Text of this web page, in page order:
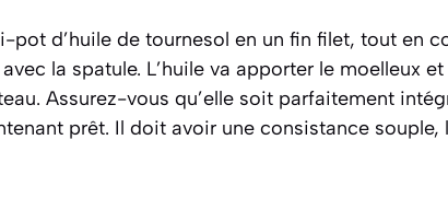
pot d’huile de tournesol en un fin filet, tout en
la spatule. L’huile va apporter le moelleux
Assurez-vous qu’elle soit parfaitement
prêt. Il doit avoir une consistance souple,